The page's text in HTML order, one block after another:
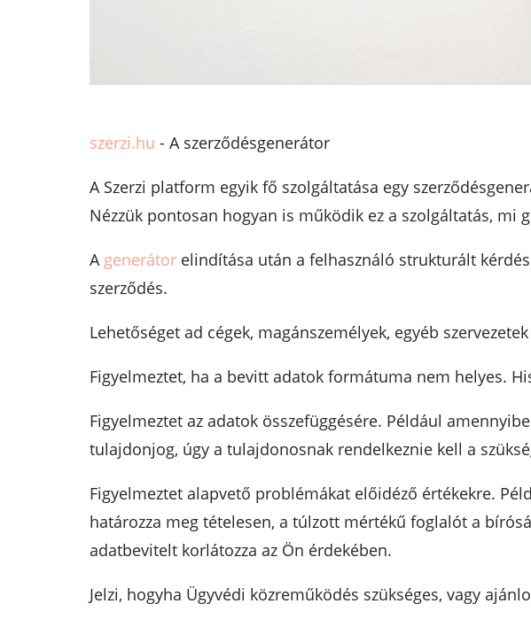
szerzi.hu - A szerződésgenerátor
A Szerzi platform egyik fő szolgáltatása egy
Nézzük pontosan hogyan is működik ez a szolgáltatás, mi
A generátorelindítása után a felhasználó strukturált
szerződés.
Lehetőséget ad cégek, magánszemélyek, egyéb
Figyelmeztet, ha a bevitt adatok formátuma nem helyes.
Figyelmeztet az adatok összefüggésére. Például
tulajdonjog, úgy a tulajdonosnak rendelkeznie kell a
Figyelmeztet alapvető problémákat előidéző értékekre.
határozza meg tételesen, a túlzott mértékű foglalót a
adatbevitelt korlátozza az Ön érdekében.
Jelzi, hogyha Ügyvédi közreműködés szükséges, vagy